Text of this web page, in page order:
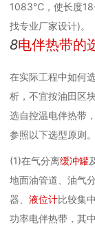
1083℃，使长度
找专业厂家设计)。
8电伴热带的
在实际工程中如何
析，不宜按油田区
选自控温电伴热带
参照以下选型原则。
(1)在气分离缓冲罐
地面油管道、油气
器、 液位计比较集
功率电伴热带，其